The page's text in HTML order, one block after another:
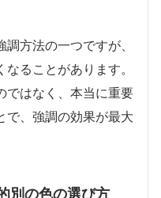
方法の一つですが、
ることがあります。
ではなく、本当に重要
で、強調の効果が最大
別の色の選び方